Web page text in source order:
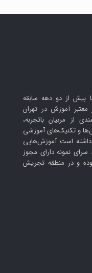
بیش از دو دهه سابقه
معتبر آموزش در تهران
از مربیان باتجربه،
و تکنیک‌های آموزشی
داشته است آموزش‌هایی
سرای نمونه دارای مجوز
و در منطقه تجریش